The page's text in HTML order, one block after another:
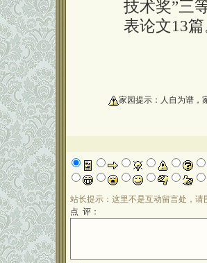
技术奖”三
表论文13篇
家园提示：人自为谱，
站长提示：这里不是互动留言处，请
点 评：